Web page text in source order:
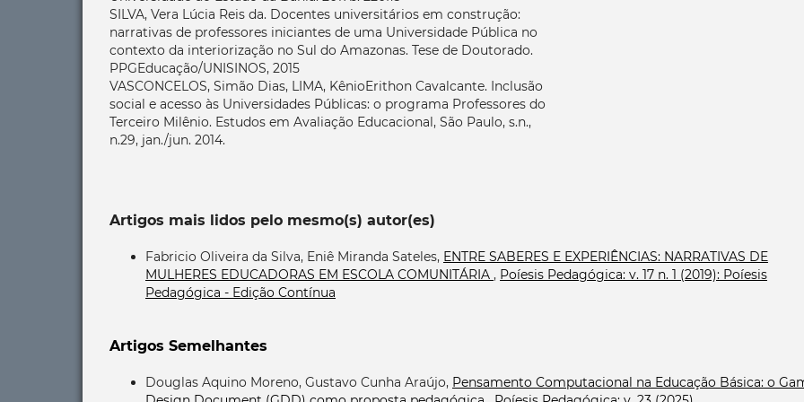
SILVA, Vera Lúcia Reis da. Docentes universitários em construção:
narrativas de professores iniciantes de uma Universidade Pública no
contexto da interiorização no Sul do Amazonas. Tese de Doutorado.
PPGEducação/UNISINOS, 2015
VASCONCELOS, Simão Dias, LIMA, KênioErithon Cavalcante. Inclusão
social e acesso às Universidades Públicas: o programa Professores do
Terceiro Milênio. Estudos em Avaliação Educacional, São Paulo, s.n.,
n.29, jan./jun. 2014.
Artigos mais lidos pelo mesmo(s) autor(es)
Fabricio Oliveira da Silva, Eniê Miranda Sateles, ENTRE SABERES E EXPERIÊNCIAS: NARRATIVAS DE
MULHERES EDUCADORAS EM ESCOLA COMUNITÁRIA , Poíesis Pedagógica: v. 17 n. 1 (2019): Poíesis
Pedagógica - Edição Contínua
Artigos Semelhantes
Douglas Aquino Moreno, Gustavo Cunha Araújo, Pensamento Computacional na Educação Básica: o